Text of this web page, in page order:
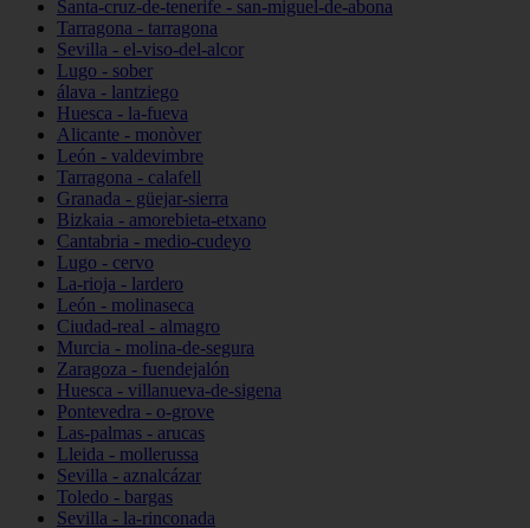
Santa-cruz-de-tenerife - san-miguel-de-abona
Tarragona - tarragona
Sevilla - el-viso-del-alcor
Lugo - sober
álava - lantziego
Huesca - la-fueva
Alicante - monòver
León - valdevimbre
Tarragona - calafell
Granada - güejar-sierra
Bizkaia - amorebieta-etxano
Cantabria - medio-cudeyo
Lugo - cervo
La-rioja - lardero
León - molinaseca
Ciudad-real - almagro
Murcia - molina-de-segura
Zaragoza - fuendejalón
Huesca - villanueva-de-sigena
Pontevedra - o-grove
Las-palmas - arucas
Lleida - mollerussa
Sevilla - aznalcázar
Toledo - bargas
Sevilla - la-rinconada